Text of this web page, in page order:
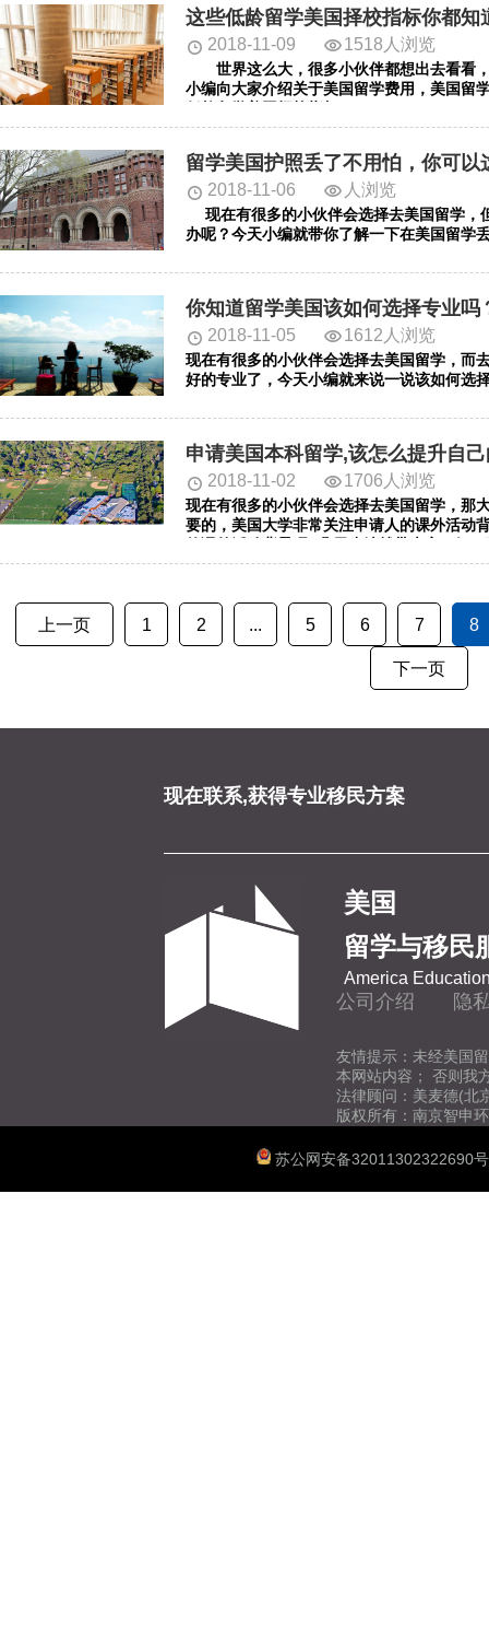
这些低龄留学美国择校指标你都知
2018-11-09 1518人浏览
世界这么大，很多小伙伴都想出去看看，
小编向大家介绍关于美国留学费用，美国留
留学美国护照丢了不用怕，你可以
2018-11-06 人浏览
现在有很多的小伙伴会选择去美国留学，
办呢？今天小编就带你了解一下在美国留学
你知道留学美国该如何选择专业吗
2018-11-05 1612人浏览
现在有很多的小伙伴会选择去美国留学，而
好的专业了，今天小编就来说一说该如何选
申请美国本科留学,该怎么提升自
2018-11-02 1706人浏览
现在有很多的小伙伴会选择去美国留学​，那
要的，美国大学非常关注申请人的课外活动
上一页 1 2 ... 5 6 7 8
下一页
现在联系,获得专业移民方案
美国
留学与移民
America
公司介绍 隐
友情提示：未经美国
本网站内容； 否则我
法律顾问：美麦德(北
版权所有：南京智申
苏公网安备32011302322690号